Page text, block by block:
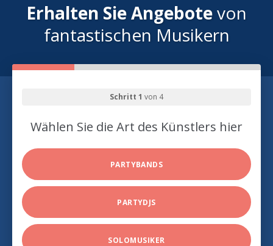
Erhalten Sie Angebotevon
fantastischen Musikern
Schritt 1 von 4
Wählen Sie die Art des Künstlers hier
PARTYBANDS
PARTYDJS
SOLOMUSIKER